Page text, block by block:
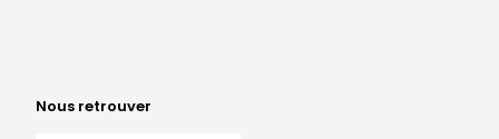
Nous retrouver